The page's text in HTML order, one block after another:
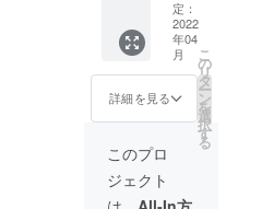
リンは
賞味期
限冷凍
保存1か
月。
お茶は
どんな
ところ
でどう
作られ
るの
か、茶
農家自
身が解
説。実
際に茶
農家別
利】 ・
2022年
春（4月
末また
は5月上
旬）の
一番茶
（新
茶）を
対象に
しま
す！ ・
定：
2022
年04
月
詳細を見る
こ
の
リ
タ
ー
ン
を
選
択
す
る
このプロ
ジェクト